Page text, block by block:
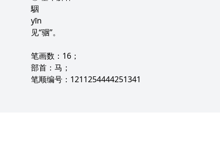
駰
yīn
见“骃”。
笔画数：16；
部首：马；
笔顺编号：1211254444251341